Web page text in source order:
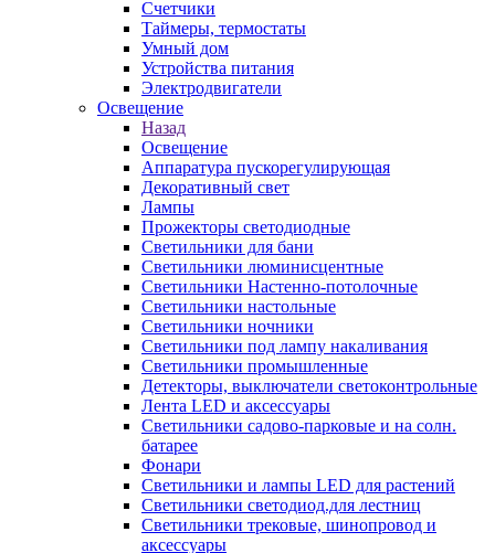
Счетчики
Таймеры, термостаты
Умный дом
Устройства питания
Электродвигатели
Освещение
Назад
Освещение
Аппаратура пускорегулирующая
Декоративный свет
Лампы
Прожекторы светодиодные
Светильники для бани
Светильники люминисцентные
Светильники Настенно-потолочные
Светильники настольные
Светильники ночники
Светильники под лампу накаливания
Светильники промышленные
Детекторы, выключатели светоконтрольные
Лента LED и аксессуары
Светильники садово-парковые и на солн.
батарее
Фонари
Светильники и лампы LED для растений
Светильники светодиод.для лестниц
Светильники трековые, шинопровод и
аксессуары